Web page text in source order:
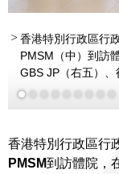
香港特別行政區行
PMSM（中）到訪
GBS JP（右五）
香港特別行政區行
PMSM到訪體院，